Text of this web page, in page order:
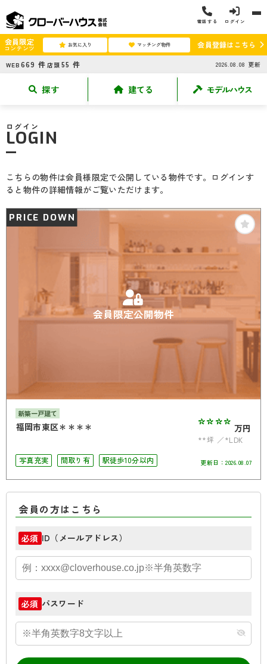
電話する ログイン
会員限定
コンテンツ お気に入り マッチング物件 会員登録はこちら
WEB 669 件 店頭 55 件 2026.08.08 更新
探す 建てる モデルハウス
ログイン
LOGIN
こちらの物件は会員様限定で公開している物件です。ログインす
ると物件の詳細情報がご覧いただけます。
会員限定公開物件
PRICE DOWN
新築一戸建て
福岡市東区＊＊＊＊ **** 万円
**坪
*LDK
写真充実
間取り有 駅徒歩10分以内 更新日： 2026.08.07
会員の方はこちら
必須 ID（メールアドレス）
必須 パスワード